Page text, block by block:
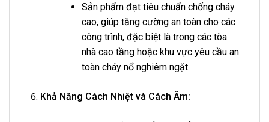
Sản phẩm đạt tiêu chuẩn chống cháy
cao, giúp tăng cường an toàn cho các
công trình, đặc biệt là trong các tòa
nhà cao tầng hoặc khu vực yêu cầu an
toàn cháy nổ nghiêm ngặt.
Khả Năng Cách Nhiệt và Cách Âm: